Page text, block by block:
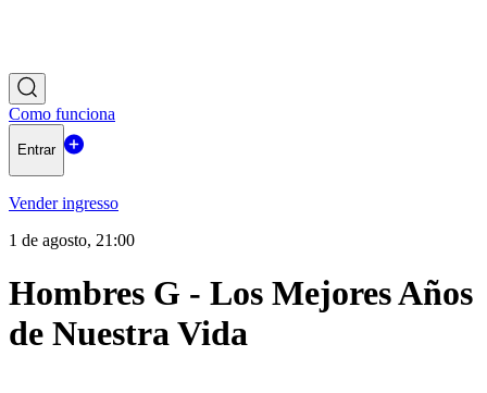
Como funciona
Entrar
Vender ingresso
1 de agosto, 21:00
Hombres G - Los Mejores Años
de Nuestra Vida